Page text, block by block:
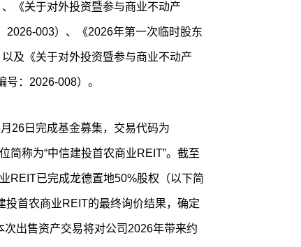
《关于对外投资暨参与商业不动产
2026-003）、《2026年第一次临时股东
及《关于对外投资暨参与商业不动产
：2026-008）。
26日完成基金募集，交易代码为
简称为“中信建投首农商业REIT”。截至
REIT已完成龙德置地50%股权（以下简
投首农商业REIT的最终询价结果，确定
出售资产交易将对公司2026年带来约